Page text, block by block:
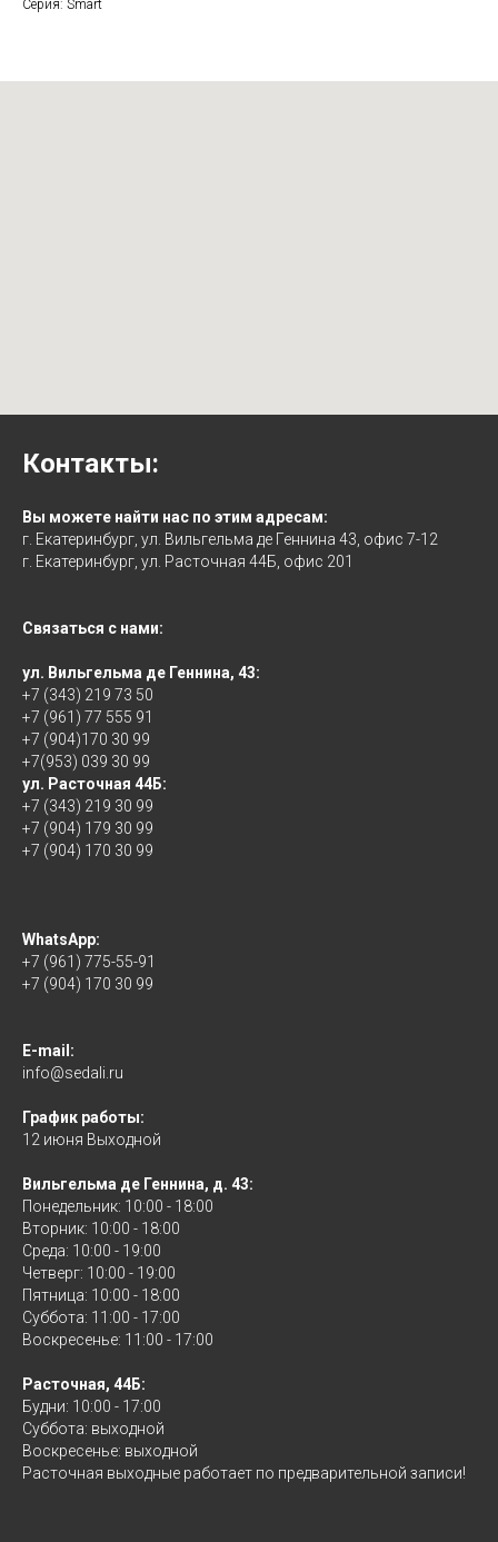
Серия: Smart
Контакты:
Вы можете найти нас по этим адресам:
г. Екатеринбург, ул. Вильгельма де Геннина 43, офис 7-12
г. Екатеринбург, ул. Расточная 44Б, офис 201
Связаться с нами:
ул. Вильгельма де Геннина, 43:
+7 (343) 219 73 50
+7 (961) 77 555 91
+7 (904)170 30 99
+7(953) 039 30 99
ул. Расточная 44Б:
+7 (343) 219 30 99
+7 (904) 179 30 99
+7 (904) 170 30 99
WhatsApp:
+7 (961) 775-55-91
+7 (904) 170 30 99
E-mail:
info@sedali.ru
График работы:
12 июня Выходной
Вильгельма де Геннина, д. 43:
Понедельник: 10:00 - 18:00
Вторник: 10:00 - 18:00
Среда: 10:00 - 19:00
Четверг: 10:00 - 19:00
Пятница: 10:00 - 18:00
Суббота: 11:00 - 17:00
Воскресенье: 11:00 - 17:00
Расточная, 44Б:
Будни: 10:00 - 17:00
Суббота: выходной
Воскресенье: выходной
Расточная выходные работает по предварительной записи!